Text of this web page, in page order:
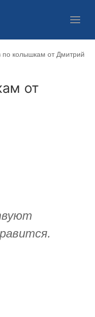
по колышкам от Дмитрий
от